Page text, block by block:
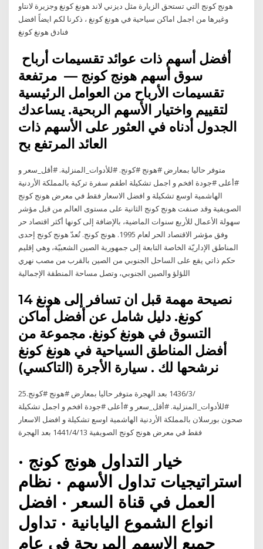
هونج كونج التي تستحق الزيارة مثل ديزني لاند هونغ كونغ وجزيرة لانتاو
وغيرها من اجمل اماكن سياحية في هونغ كونغ ، ذكرنا لكم ايضاً افضل
فنادق هونغ كونغ
مرتفعة ‎ — سوق أسهم هونج كونج ‎ ‎ ‎
تقسيمات الأرباح من العوامل الرئيسية
لتقييم واختيار الأسهم الربحية. يساعدك
الجدول أدناه في العثور على الأسهم ذات
العائد المرتفع بح
متوفر حاليا بمعارض #هونج #كونج. #للأدوات_المنزلية. #أقل_سعر و
#أعلى #جودة افخم و اجمل تشكيلة اطقم سفرة تركية بالمملكة الأردنية
الهاشمية اوسع تشكيلة و افضل الاسعار فقط في معرض هونج كونج
الصويفية وقد صنفت هونج كونج الثانية على مستوى العالم من قبل مؤشر
سهولة الأعمال للأربع سنوات الماضية، بالإضافة إلى كونها أكثر اقتصاد حر
وفق مؤشر الاقتصاد الحر لعام 1995. هونج كونج. تُعدّ هونج كونج إحدى
المناطق الإداريّة الخاصة التابعة إلى جمهورية الصين الشعبيّة، وهي إقليم
حكم ذاتي يقع على الساحل الجنوبي من الصين بالقرب من مصب نهري
اللؤلؤ والصين الجنوبي، وتصل مساحة المنطقة الإجمالية
14 نصيحة مهمة قبل ان تسافر إلى هونغ
كونغ. دليل شامل عن أفضل أماكن
التسوق في هونغ كونغ. مجموعة من
أفضل المناطق السياحية في هونغ كونغ
نرشحها لك . سيارة الأجرة (التاكسي)
25‏‏/3‏‏/1436 بعد الهجرة متوفر حاليا بمعارض #هونج #كونج.
#للأدوات_المنزلية. #أقل_سعر و #أعلى #جودة افخم و اجمل تشكيلة
صحون بورسلان بالمملكة الأردنية الهاشمية اوسع تشكيلة و افضل الاسعار
فقط في معرض هونج كونج الصويفية 13‏‏/4‏‏/1441 بعد الهجرة
خيار التداول هونج كونج ·
استراتيجيات تداول الأسهم · نظام
العمل في قناة السعر · افضل
انواع الشموع اليابانية · تداول
جميع الاسهم المربحة في عام